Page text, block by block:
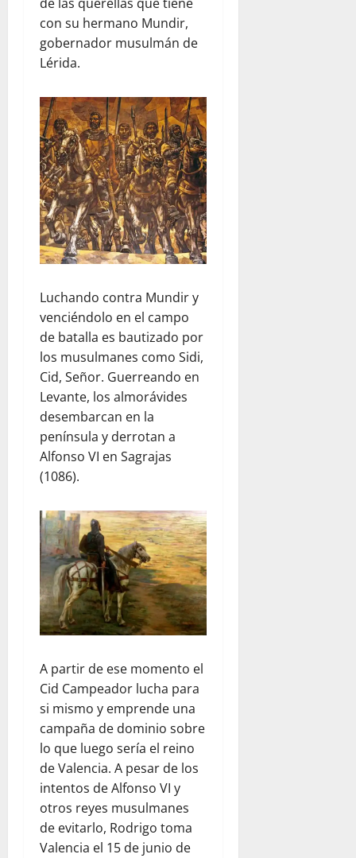
con su hermano Mundir,
gobernador musulmán de
Lérida.
Luchando contra Mundir y
venciéndolo en el campo
de batalla es bautizado por
los musulmanes como Sidi,
Cid, Señor. Guerreando en
Levante, los almorávides
desembarcan en la
península y derrotan a
Alfonso VI en Sagrajas
(1086).
A partir de ese momento el
Cid Campeador lucha para
si mismo y emprende una
campaña de dominio sobre
lo que luego sería el reino
de Valencia. A pesar de los
intentos de Alfonso VI y
otros reyes musulmanes
de evitarlo, Rodrigo toma
Valencia el 15 de junio de